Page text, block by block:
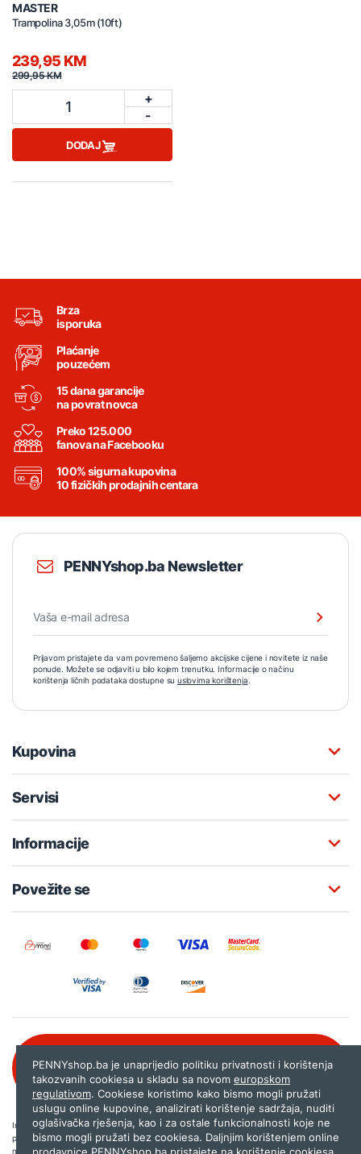
MASTER
Trampolina 3,05m (10ft)
239,95 KM
299,95 KM
1
+
-
DODAJ
Brza
isporuka
Plaćanje
pouzećem
15 dana garancije
na povrat novca
Preko 125.000
fanova na Facebooku
100% sigurna kupovina
10 fizičkih prodajnih centara
PENNYshop.ba Newsletter
Prijavom pristajete da vam povremeno šaljemo akcijske cijene i novitete iz naše
ponude. Možete se odjaviti u bilo kojem trenutku. Informacije o načinu
korištenja ličnih podataka dostupne su uslovima korištenja.
Kupovina
Servisi
Informacije
Povežite se
080 020 261
Internet trgovina PENNYshop.ba nastoji objavljivati samo provjerene i pravilne
podatke. Ako na našoj stranici otkrijete neistinite, odnosno neadekvatne informacije,
molimo vas da nam to javite nashop@pennyplus.com .
PENNYshop.ba je unaprijedio politiku privatnosti i korištenja
takozvanih cookiesa u skladu sa novom europskom
regulativom. Cookiese koristimo kako bismo mogli pružati
uslugu online kupovine, analizirati korištenje sadržaja, nuditi
oglašivačka rješenja, kao i za ostale funkcionalnosti koje ne
bismo mogli pružati bez cookiesa. Daljnjim korištenjem online